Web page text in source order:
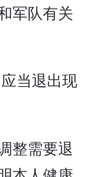
军队有关
当退出现
整需要退